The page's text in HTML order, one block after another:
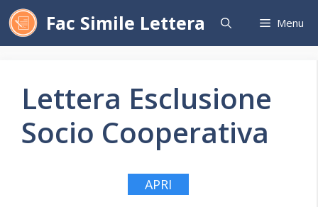
Vai
al
contenuto
Fac Simile Lettera Menu
Lettera Esclusione
Socio Cooperativa
APRI